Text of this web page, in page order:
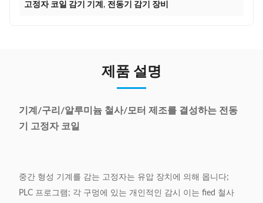
고정자 코일 감기 기계 , 전동기 감기 장비
제품 설명
기계/구리/알루미늄 철사/모터 제조를 결성하는 전동
기 고정자 코일
중간 형성 기계를 감는 고정자는 유압 장치에 의해 몹니다;
PLC 프로그램; 각 구멍에 있는 개인적인 감시 이는 fied 철사